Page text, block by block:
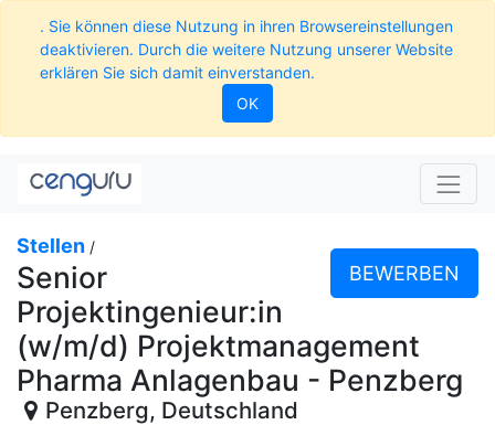
. Sie können diese Nutzung in ihren Browsereinstellungen
deaktivieren. Durch die weitere Nutzung unserer Website
erklären Sie sich damit einverstanden.
OK
BEWERBEN
Stellen /
Senior
Projektingenieur:in
(w/m/d) Projektmanagement
Pharma Anlagenbau - Penzberg
Penzberg, Deutschland